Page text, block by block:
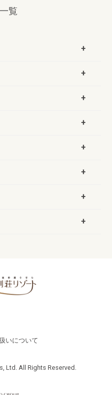
覧
いについて
Ltd. All Rights Reserved.